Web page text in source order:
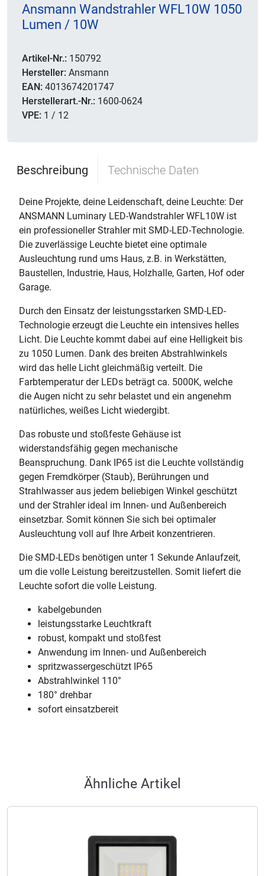
Ansmann Wandstrahler WFL10W 1050
Lumen / 10W
Artikel-Nr.: 150792
Hersteller: Ansmann
EAN: 4013674201747
Herstellerart.-Nr.: 1600-0624
VPE: 1 / 12
Beschreibung Technische Daten
Deine Projekte, deine Leidenschaft, deine Leuchte: Der
ANSMANN Luminary LED-Wandstrahler WFL10W ist
ein professioneller Strahler mit SMD-LED-Technologie.
Die zuverlässige Leuchte bietet eine optimale
Ausleuchtung rund ums Haus, z.B. in Werkstätten,
Baustellen, Industrie, Haus, Holzhalle, Garten, Hof oder
Garage.
Durch den Einsatz der leistungsstarken SMD-LED-
Technologie erzeugt die Leuchte ein intensives helles
Licht. Die Leuchte kommt dabei auf eine Helligkeit bis
zu 1050 Lumen. Dank des breiten Abstrahlwinkels
wird das helle Licht gleichmäßig verteilt. Die
Farbtemperatur der LEDs beträgt ca. 5000K, welche
die Augen nicht zu sehr belastet und ein angenehm
natürliches, weißes Licht wiedergibt.
Das robuste und stoßfeste Gehäuse ist
widerstandsfähig gegen mechanische
Beanspruchung. Dank IP65 ist die Leuchte vollständig
gegen Fremdkörper (Staub), Berührungen und
Strahlwasser aus jedem beliebigen Winkel geschützt
und der Strahler ideal im Innen- und Außenbereich
einsetzbar. Somit können Sie sich bei optimaler
Ausleuchtung voll auf Ihre Arbeit konzentrieren.
Die SMD-LEDs benötigen unter 1 Sekunde Anlaufzeit,
um die volle Leistung bereitzustellen. Somit liefert die
Leuchte sofort die volle Leistung.
kabelgebunden
leistungsstarke Leuchtkraft
robust, kompakt und stoßfest
Anwendung im Innen- und Außenbereich
spritzwassergeschützt IP65
Abstrahlwinkel 110°
180° drehbar
sofort einsatzbereit
Ähnliche Artikel